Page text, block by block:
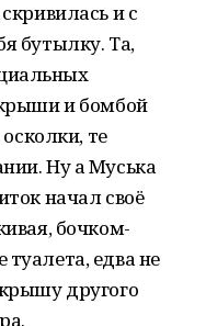
и с
бутылку. Та,
и бомбой
те
Ну а Муська
начал своё
бочком-
едва не
другого